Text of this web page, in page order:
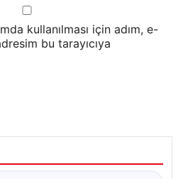
kullanılması için adım, e-
bu tarayıcıya